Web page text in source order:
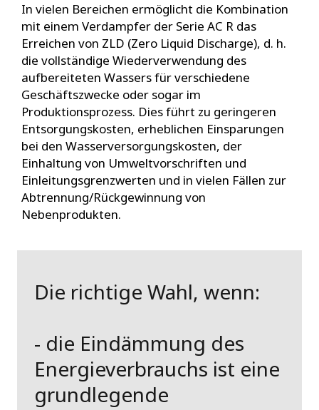
In vielen Bereichen ermöglicht die Kombination
mit einem Verdampfer der Serie AC R das
Erreichen von ZLD (Zero Liquid Discharge), d. h.
die vollständige Wiederverwendung des
aufbereiteten Wassers für verschiedene
Geschäftszwecke oder sogar im
Produktionsprozess. Dies führt zu geringeren
Entsorgungskosten, erheblichen Einsparungen
bei den Wasserversorgungskosten, der
Einhaltung von Umweltvorschriften und
Einleitungsgrenzwerten und in vielen Fällen zur
Abtrennung/Rückgewinnung von
Nebenprodukten.
Die richtige Wahl, wenn:
- die Eindämmung des
Energieverbrauchs ist eine
grundlegende